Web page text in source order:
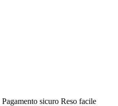
Pagamento sicuro Reso facile